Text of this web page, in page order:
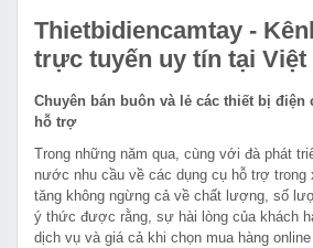
Thietbidiencamtay -
trực tuyến uy tín tại Việt
Chuyên bán buôn và lẻ các thiết bị điện
hỗ trợ
Trong những năm qua, cùng với đà phát
nước nhu cầu về các dụng cụ hỗ trợ trong
tăng không ngừng cả về chất lượng, số
ý thức được rằng, sự hài lòng của khách
dịch vụ và giá cả khi chọn mua hàng